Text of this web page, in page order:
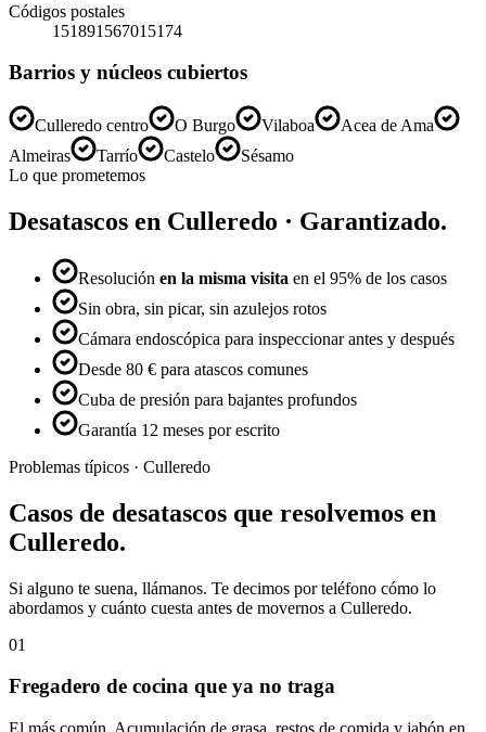
Códigos postales
151891567015174
Barrios y núcleos cubiertos
Culleredo centro O Burgo Vilaboa
Acea de Ama
Almeiras
Tarrío Castelo
Sésamo
Lo que prometemos
Desatascos en Culleredo · Garantizado.
Resolución en la misma visita en el 95% de los casos
Sin obra, sin picar, sin azulejos rotos
Cámara endoscópica para inspeccionar antes y después
Desde 80 € para atascos comunes
Cuba de presión para bajantes profundos
Garantía 12 meses por escrito
Problemas típicos · Culleredo
Casos de desatascos que resolvemos en
Culleredo.
Si alguno te suena, llámanos. Te decimos por teléfono cómo lo
abordamos y cuánto cuesta antes de movernos a Culleredo.
01
Fregadero de cocina que ya no traga
El más común. Acumulación de grasa, restos de comida y jabón en